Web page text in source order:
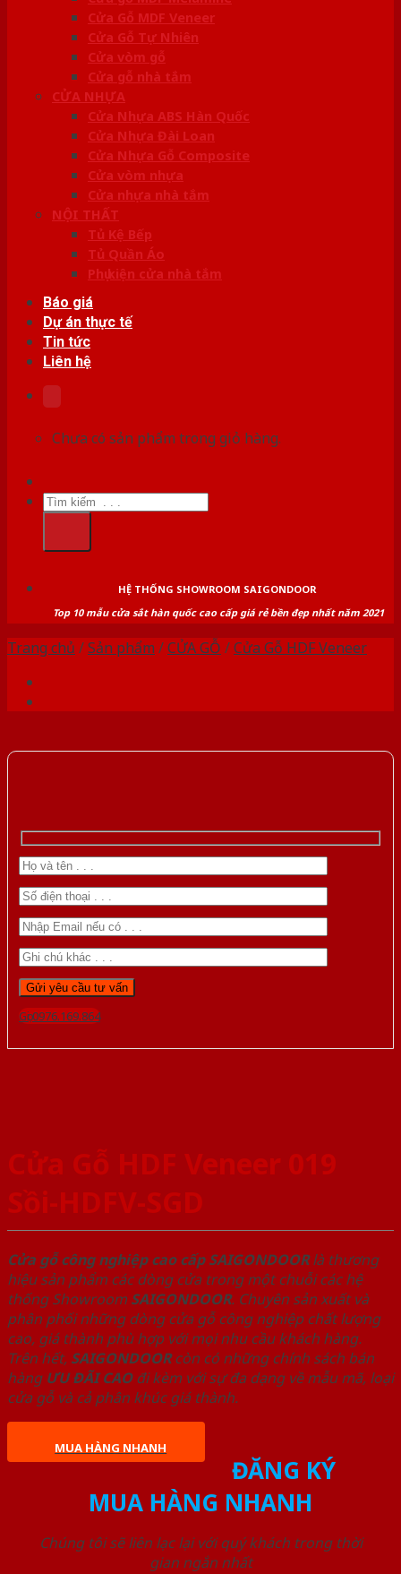
Cửa Gỗ MDF Veneer
Cửa Gỗ Tự Nhiên
Cửa vòm gỗ
Cửa gỗ nhà tắm
CỬA NHỰA
Cửa Nhựa ABS Hàn Quốc
Cửa Nhựa Đài Loan
Cửa Nhựa Gỗ Composite
Cửa vòm nhựa
Cửa nhựa nhà tắm
NỘI THẤT
Tủ Kệ Bếp
Tủ Quần Áo
Phụ kiện cửa nhà tắm
Báo giá
Dự án thực tế
Tin tức
Liên hệ
Chưa có sản phẩm trong giỏ hàng.
Tìm
kiếm:
HỆ THỐNG SHOWROOM SAIGONDOOR
Top 10 mẫu cửa sắt hàn quốc cao cấp giá rẻ bền đẹp nhất năm 2021
Trang chủ /Sản phẩm /CỬA GỖ /Cửa Gỗ HDF Veneer
Gọi 0976.169.864
Cửa Gỗ HDF Veneer 019
Sồi-HDFV-SGD
Cửa gỗ công nghiệp cao cấp SAIGONDOORlà thương
hiệu sản phẩm các dòng cửa trong một chuỗi các hệ
thống Showroom SAIGONDOOR. Chuyên sản xuất và
phân phối những dòng cửa gỗ công nghiệp chất lượng
cao, giá thành phù hợp với mọi nhu cầu khách hàng.
Trên hết, SAIGONDOORcòn có những chính sách bán
hàng ƯU ĐÃI CAOđi kèm với sự đa dạng về mẫu mã, loại
cửa gỗ và cả phân khúc giá thành.
MUA HÀNG NHANH
ĐĂNG KÝ
MUA HÀNG NHANH
Chúng tôi sẽ liên lạc lại với quý khách trong thời
gian ngắn nhất